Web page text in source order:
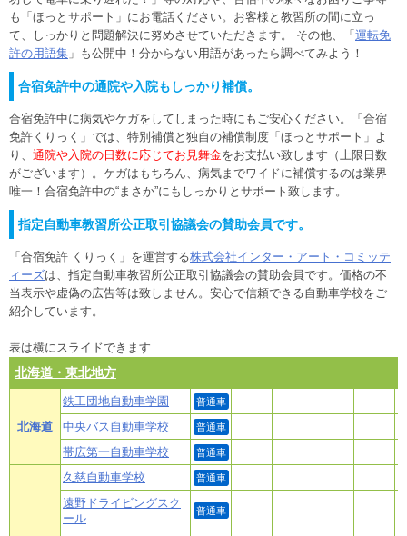
も「ほっとサポート」にお電話ください。お客様と教習所の間に立っ
て、しっかりと問題解決に努めさせていただきます。 その他、「 運転免
許の用語集 」も公開中！分からない用語があったら調べてみよう！
合宿免許中の通院や入院もしっかり補償。
合宿免許中に病気やケガをしてしまった時にもご安心ください。「合宿
免許くりっく」では、特別補償と独自の補償制度「ほっとサポート」よ
り、 通院や入院の日数に応じてお見舞金をお支払い致します（上限日数
がございます）。ケガはもちろん、病気までワイドに補償するのは業界
唯一！合宿免許中の“まさか”にもしっかりとサポート致します。
指定自動車教習所公正取引協議会の賛助会員です。
「合宿免許 くりっく」を運営する株式会社インター・アート・コミッテ
ィーズは、指定自動車教習所公正取引協議会の賛助会員です。価格の不
当表示や虚偽の広告等は致しません。安心で信頼できる自動車学校をご
紹介しています。
表は横にスライドできます
北海道・東北地方
北海道
鉄工団地自動車学園 普通車
中央バス自動車学校 普通車
帯広第一自動車学校 普通車
久慈自動車学校 普通車
遠野ドライビングスク
ール
普通車